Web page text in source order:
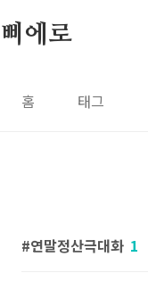
삐에로
홈 태그
연말정산극대화 1